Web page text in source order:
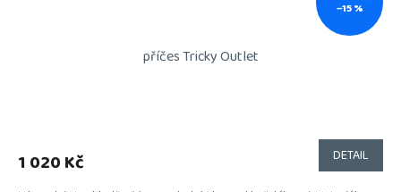
–15 %
příčes Tricky Outlet
1 020 Kč DETAIL